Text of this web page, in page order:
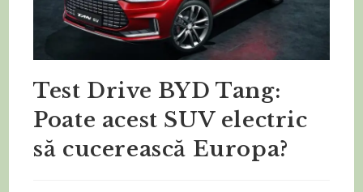
Test Drive BYD Tang:
Poate acest SUV electric
să cucerească Europa?